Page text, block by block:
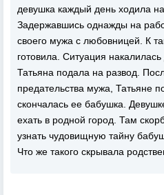
девушка каждый день ходила на
Задержавшись однажды на
своего мужа с любовницей. К
готовила. Ситуация
Татьяна подала на развод.
предательства мужа, Татьяне
скончалась ее бабушка.
ехать в родной город. Там
узнать чудовищную тайну
Что же такого скрывала